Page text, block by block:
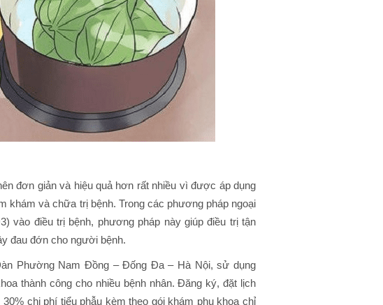
đơn giản và hiệu quả hơn rất nhiều vì được áp dụng
khám và chữa trị bệnh. Trong các phương pháp ngoại
vào điều trị bệnh, phương pháp này giúp điều trị tận
đau đớn cho người bệnh.
Phường Nam Đồng – Đống Đa – Hà Nội, sử dụng
thành công cho nhiều bệnh nhân. Đăng ký, đặt lịch
chi phí tiểu phẫu kèm theo gói khám phụ khoa chỉ